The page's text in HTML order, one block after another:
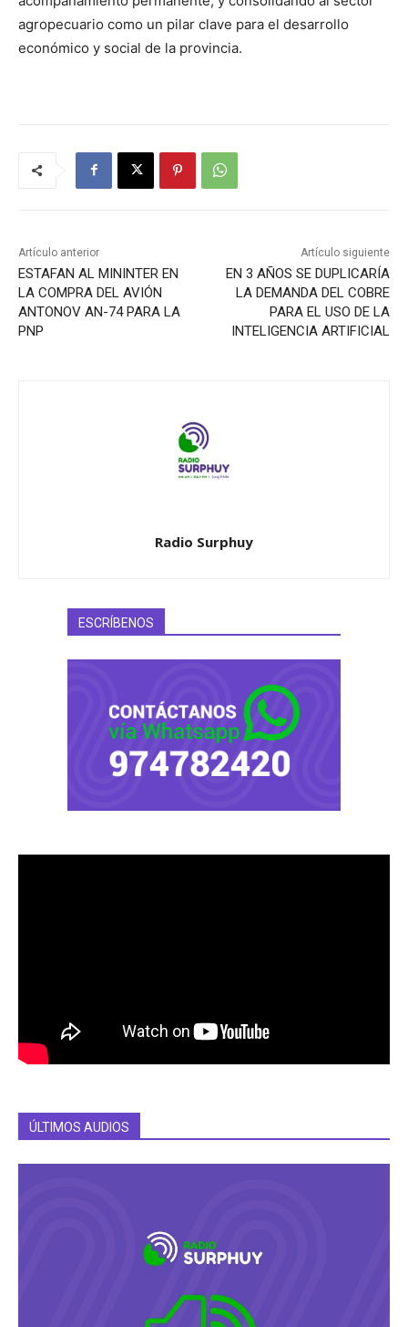
agropecuario como un pilar clave para el desarrollo
económico y social de la provincia.
Artículo anterior
ESTAFAN AL MININTER EN
LA COMPRA DEL AVIÓN
ANTONOV AN-74 PARA LA
PNP
Artículo siguiente
EN 3 AÑOS SE DUPLICARÍA
LA DEMANDA DEL COBRE
PARA EL USO DE LA
INTELIGENCIA ARTIFICIAL
Radio Surphuy
ESCRÍBENOS
ÚLTIMOS AUDIOS